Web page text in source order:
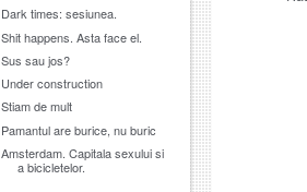
Dark times: sesiunea.
Shit happens. Asta face el.
Sus sau jos?
Under construction
Stiam de mult
Pamantul are burice, nu buric
Amsterdam. Capitala sexului si
a bicicletelor.